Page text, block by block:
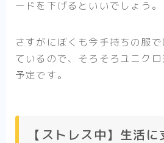
ードを下げるといいでしょう。
さすがにぼくも今手持ちの服
ているので、そろそろユニク
予定です。
【ストレス中】生活